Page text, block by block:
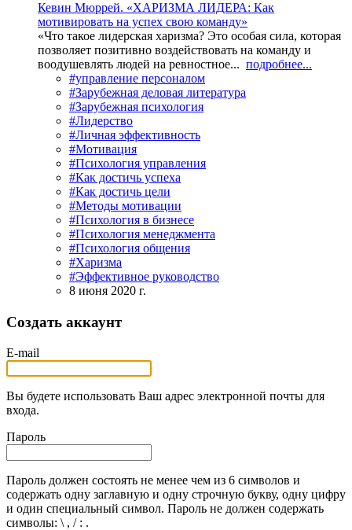
Кевин Мюррей. «ХАРИЗМА ЛИДЕРА: Как
мотивировать на успех свою команду»
«Что такое лидерская харизма? Это особая сила, которая
позволяет позитивно воздействовать на команду и
воодушевлять людей на ревностное... подробнее...
#управление персоналом
#Зарубежная деловая литература
#Зарубежная психология
#Лидерство
#Личная эффективность
#Мотивация
#Психология управления
#Как достичь успеха
#Как достичь цели
#Методы мотивации
#Психология в бизнесе
#Психология менеджмента
#Психология общения
#Харизма
#Эффективное руководство
8 июня 2020 г.
Создать аккаунт
E-mail
Вы будете использовать Ваш адрес электронной почты для
входа.
Пароль
Пароль должен состоять не менее чем из 6 символов и
содержать одну заглавную и одну строчную букву, одну цифру
и один специальный символ. Пароль не должен содержать
символы: \ , / : .